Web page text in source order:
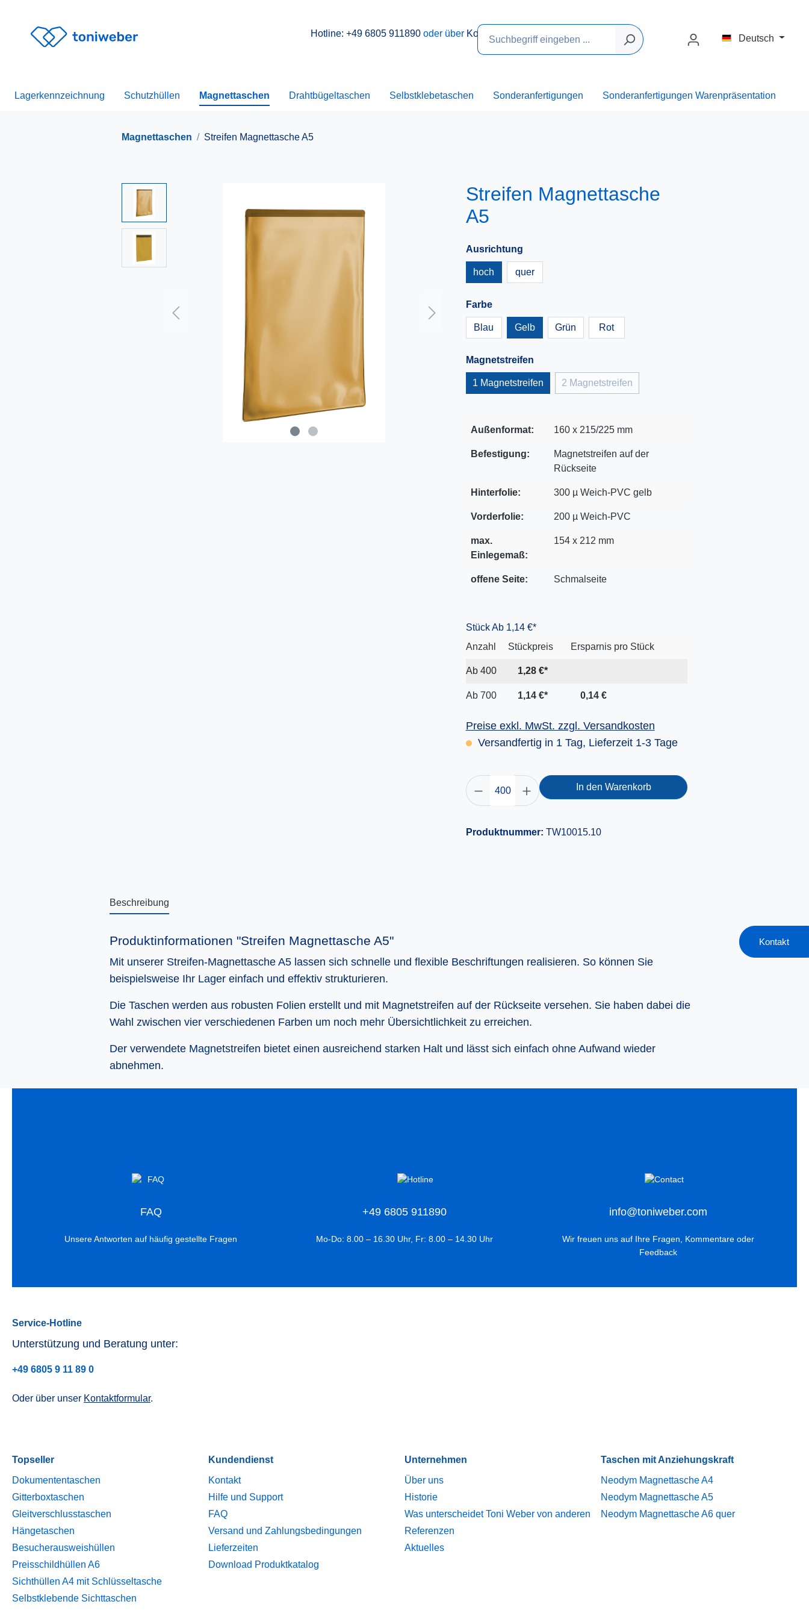
Hotline: +49 6805 911890oder über Kontakt
Kontakt
Deutsch
Lagerkennzeichnung Schutzhüllen Magnettaschen Drahtbügeltaschen Selbstklebetaschen Sonderanfertigungen Sonderanfertigungen Warenpräsentation
Magnettaschen Streifen Magnettasche A5
Streifen Magnettasche
A5
Ausrichtung
hoch quer
Farbe
Blau Gelb Grün Rot
Magnetstreifen
1 Magnetstreifen 2 Magnetstreifen
Außenformat: 160 x 215/225 mm
Befestigung:
Magnetstreifen auf der
Rückseite
Hinterfolie: 300 µ Weich-PVC gelb
Vorderfolie: 200 µ Weich-PVC
max.
Einlegemaß:
154 x 212 mm
offene Seite: Schmalseite
StückAb 1,14 €*
Anzahl
Stückpreis Ersparnis pro Stück
Ab 400 1,28 €*
Ab 700 1,14 €* 0,14 €
Preise exkl. MwSt. zzgl. Versandkosten
Versandfertig in 1 Tag, Lieferzeit 1-3 Tage
In den Warenkorb
Produktnummer: TW10015.10
Beschreibung
Produktinformationen "Streifen Magnettasche A5"
Mit unserer Streifen-Magnettasche A5 lassen sich schnelle und flexible Beschriftungen realisieren. So können Sie
beispielsweise Ihr Lager einfach und effektiv strukturieren.
Die Taschen werden aus robusten Folien erstellt und mit Magnetstreifen auf der Rückseite versehen. Sie haben dabei die
Wahl zwischen vier verschiedenen Farben um noch mehr Übersichtlichkeit zu erreichen.
Der verwendete Magnetstreifen bietet einen ausreichend starken Halt und lässt sich einfach ohne Aufwand wieder
abnehmen.
FAQ
Unsere Antworten auf häufig gestellte Fragen
+49 6805 911890
Mo-Do: 8.00 – 16.30 Uhr, Fr: 8.00 – 14.30 Uhr
info@toniweber.com
Wir freuen uns auf Ihre Fragen, Kommentare oder
Feedback
Service-Hotline
Unterstützung und Beratung unter:
+49 6805 9 11 89 0
Oder über unser Kontaktformular.
Topseller
Dokumententaschen
Gitterboxtaschen
Gleitverschlusstaschen
Hängetaschen
Besucherausweishüllen
Preisschildhüllen A6
Sichthüllen A4 mit Schlüsseltasche
Selbstklebende Sichttaschen
Kundendienst
Kontakt
Hilfe und Support
FAQ
Versand und Zahlungsbedingungen
Lieferzeiten
Download Produktkatalog
Unternehmen
Über uns
Historie
Was unterscheidet Toni Weber von anderen
Referenzen
Aktuelles
Taschen mit Anziehungskraft
Neodym Magnettasche A4
Neodym Magnettasche A5
Neodym Magnettasche A6 quer